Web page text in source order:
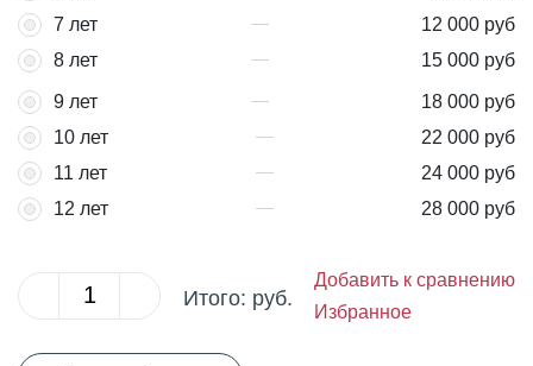
7 лет
12 000 руб
8 лет
15 000 руб
9 лет
18 000 руб
10 лет
22 000 руб
11 лет
24 000 руб
12 лет
28 000 руб
Итого: руб.
Добавить к сравнению
Избранное